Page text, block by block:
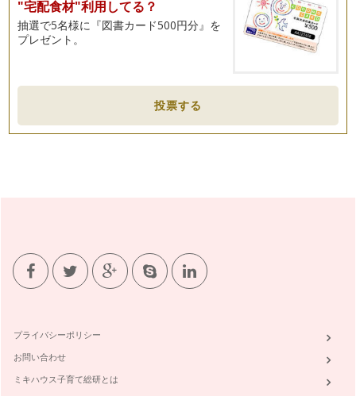
私の住んでいる茨城県つくば市は、1960年代から筑波研究学
園都市として計画的なまちづくりが…
こん（蓮根）生産量日本一！ …
赤ちゃんが参加できる♪つくば100本のクリスマスツリー
12月が近づくと、街は一気にクリスマスムード。そこで、光
みなさんは、普段ラジオを聴かれますか？ 3／11の震災で、
つ…
っしゃいます。我が家でも、&nbs…
新聞ビリビリで、ママのストレスも飛んでけー
今回は、ままとーんつどいの広場で大人気な遊び、『新聞ビリ
ビリ』をご紹介します。 &…
"宅配食材"利用してる？
抽選で5名様に『図書カード500円分』を
プレゼント。
投票する
プライバシーポリシー
お問い合わせ
ミキハウス子育て総研とは